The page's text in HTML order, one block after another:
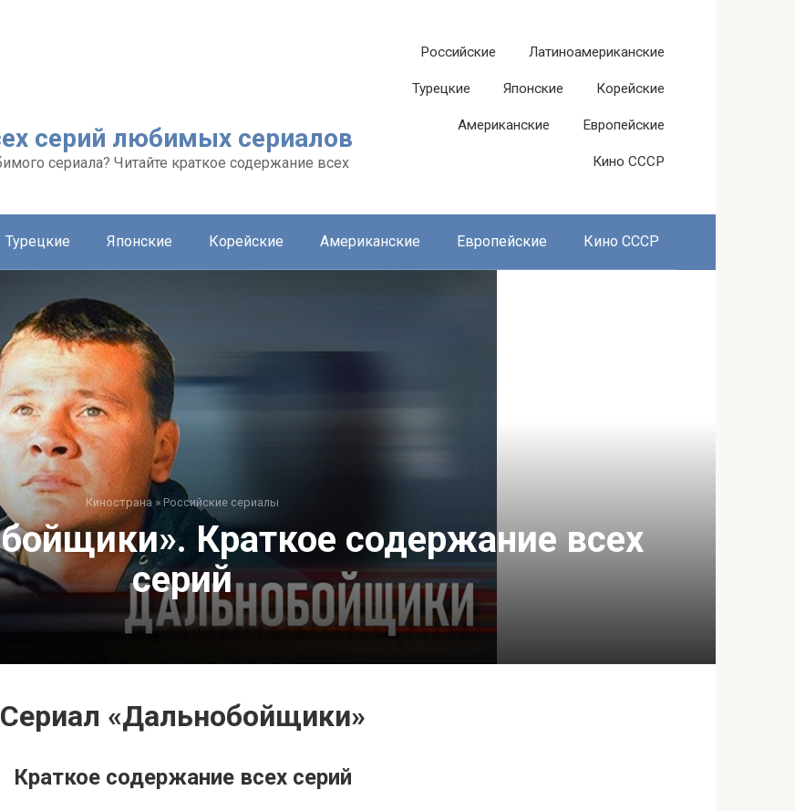
серий любимых сериалов
сериала? Читайте краткое содержание всех
Российские Латиноамериканские
Турецкие Японские Корейские
Американские Европейские
Кино СССР
Турецкие Японские Корейские Американские Европейские Кино СССР
Кинострана » Российские сериалы
Краткое содержание всех
серий
Сериал «Дальнобойщики»
Краткое содержание всех серий